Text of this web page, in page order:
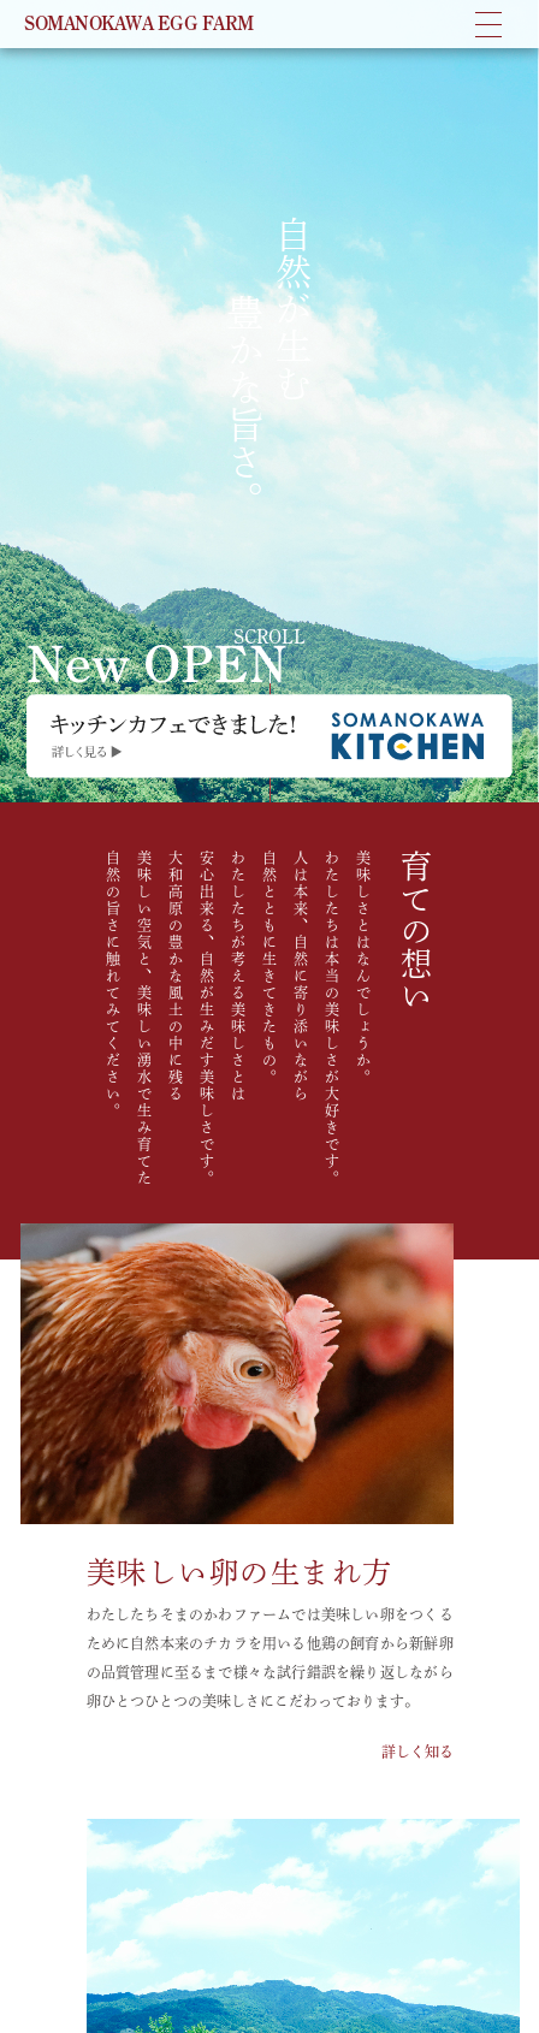
SOMANOKAWA EGG FARM
品のご注文用紙はこちら
自然が生む
豊かな旨さ。
SCROLL
育ての想い
美味しさとはなんでしょうか。
わたしたちは本当の美味しさが大好きです。
人は本来、自然に寄り添いながら
自然とともに生きてきたもの。
わたしたちが考える美味しさとは
安心出来る、自然が生みだす美味しさです。
大和高原の豊かな風土の中に残る
美味しい空気と、美味しい湧水で生み育てた
自然の旨さに触れてみてください。
美味しい卵の生まれ方
わたしたちそまのかわファームでは美味しい卵をつくる
ために自然本来のチカラを用いる他鶏の飼育から新鮮卵
の品質管理に至るまで様々な試行錯誤を繰り返しながら
卵ひとつひとつの美味しさにこだわっております。
詳しく知る